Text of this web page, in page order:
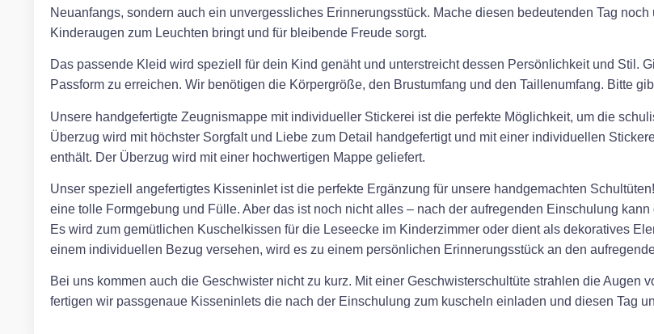
Neuanfangs, sondern auch ein unvergessliches Erinnerungsstück. Mache diesen bedeutenden Tag
Kinderaugen zum Leuchten bringt und für bleibende Freude sorgt.
Das passende Kleid wird speziell für dein Kind genäht und unterstreicht dessen Persönlichkeit und Stil.
Passform zu erreichen. Wir benötigen die Körpergröße, den Brustumfang und den Taillenumfang. Bitte
Unsere handgefertigte Zeugnismappe mit individueller Stickerei ist die perfekte Möglichkeit, um die
Überzug wird mit höchster Sorgfalt und Liebe zum Detail handgefertigt und mit einer individuellen
enthält. Der Überzug wird mit einer hochwertigen Mappe geliefert.
Unser speziell angefertigtes Kisseninlet ist die perfekte Ergänzung für unsere handgemachten
eine tolle Formgebung und Fülle. Aber das ist noch nicht alles – nach der aufregenden Einschulung
Es wird zum gemütlichen Kuschelkissen für die Leseecke im Kinderzimmer oder dient als dekoratives
einem individuellen Bezug versehen, wird es zu einem persönlichen Erinnerungsstück an den
Bei uns kommen auch die Geschwister nicht zu kurz. Mit einer Geschwisterschultüte strahlen die Augen
fertigen wir passgenaue Kisseninlets die nach der Einschulung zum kuscheln einladen und diesen Tag